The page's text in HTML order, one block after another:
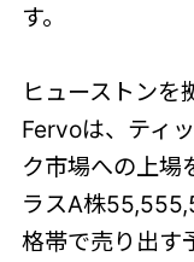
す。
ヒューストンを
Fervoは、ティ
ク市場への上場
ラスA株
格帯で売り出す